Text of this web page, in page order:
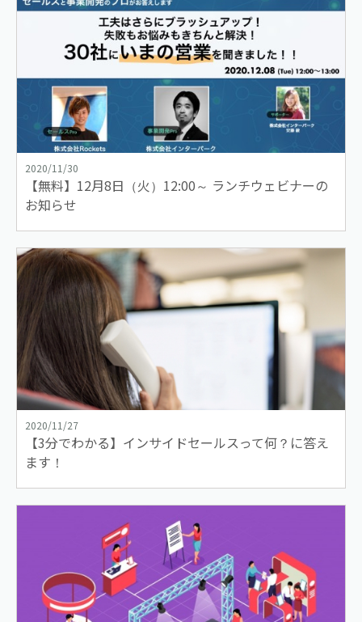
2020/11/30
【無料】12月8日（火）12:00～ ランチウェビナーの
お知らせ
2020/11/27
【3分でわかる】インサイドセールスって何？に答え
ます！